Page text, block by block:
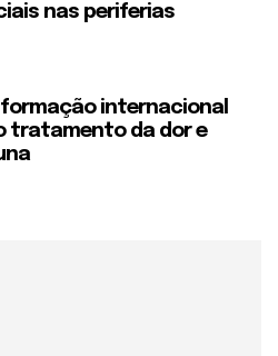
nas periferias
formação internacional
tratamento da dor e